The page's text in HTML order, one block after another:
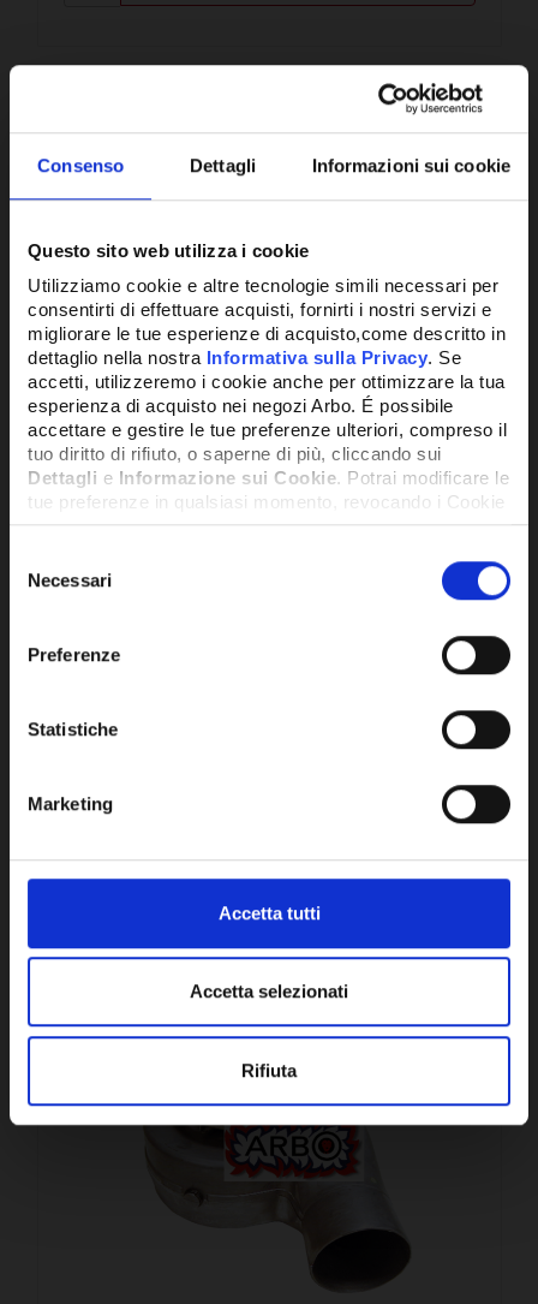
Consenso Dettagli Informazioni sui cookie
Questo sito web utilizza i cookie
Utilizziamo cookie e altre tecnologie simili necessari per
consentirti di effettuare acquisti, fornirti i nostri servizi e
migliorare le tue esperienze di acquisto,come descritto in
dettaglio nella nostra Informativa sulla Privacy. Se
accetti, utilizzeremo i cookie anche per ottimizzare la tua
esperienza di acquisto nei negozi Arbo. É possibile
accettare e gestire le tue preferenze ulteriori, compreso il
tuo diritto di rifiuto, o saperne di più, cliccando sui
Dettagli e Informazione sui Cookie. Potrai modificare le
tue preferenze in qualsiasi momento, revocando i Cookie
precedentemente autorizzati, direttamente dalle
delNecessari
Preferenze
Statistiche
Marketing
Accetta tutti
Accetta selezionati
Rifiuta
VENTILATORE EBM RG128 SENZA FUSIBILE
127,66€
DISPONIBILE